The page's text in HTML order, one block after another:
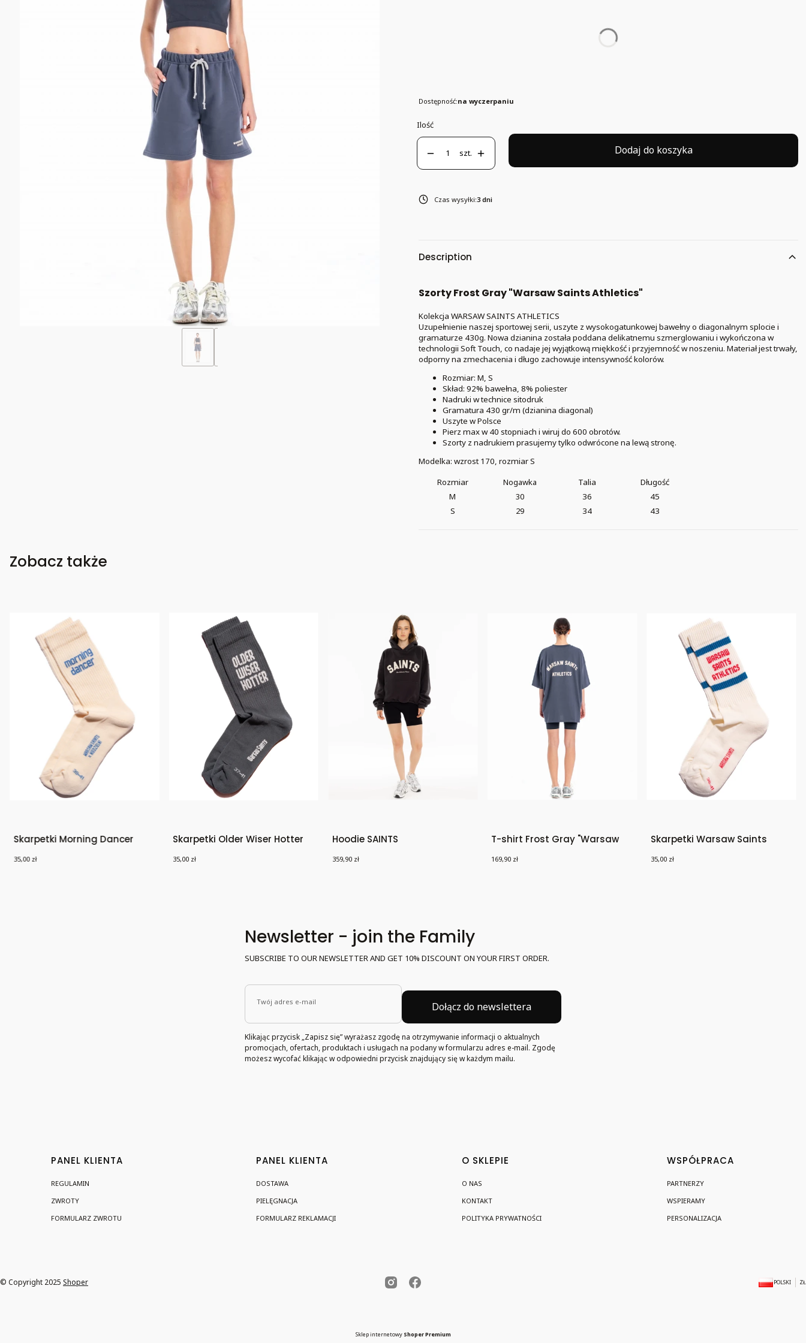
Dostępność:na wyczerpaniu
Ilość
szt. Dodaj do koszyka
Czas wysyłki:3 dni
Description
Szorty Frost Gray "Warsaw Saints Athletics"
Kolekcja WARSAW SAINTS ATHLETICS
Uzupełnienie naszej sportowej serii, uszyte z wysokogatunkowej bawełny o diagonalnym splocie i
gramaturze 430g. Nowa dzianina została poddana delikatnemu szmerglowaniu i wykończona w
technologii Soft Touch, co nadaje jej wyjątkową miękkość i przyjemność w noszeniu. Materiał jest trwały,
odporny na zmechacenia i długo zachowuje intensywność kolorów.
Rozmiar: M, S
Skład: 92% bawełna, 8% poliester
Nadruki w technice sitodruk
Gramatura 430 gr/m (dzianina diagonal)
Uszyte w Polsce
Pierz max w 40 stopniach i wiruj do 600 obrotów.
Szorty z nadrukiem prasujemy tylko odwrócone na lewą stronę.
Modelka: wzrost 170, rozmiar S
Rozmiar
Nogawka Talia
Długość
M
30 36
45
S
29 34 43
Zobacz także
Skarpetki Morning Dancer
Cena
35,00 zł
Skarpetki Older Wiser Hotter
Cena
35,00 zł
Hoodie SAINTS
Cena
359,90 zł
T-shirt Frost Gray "Warsaw
Saints Athletics"
Cena
169,90 zł
Skarpetki Warsaw Saints
Athletics
Cena
35,00 zł
Newsletter - join the Family
SUBSCRIBE TO OUR NEWSLETTER AND GET 10% DISCOUNT ON YOUR FIRST ORDER.
Twój adres e-mail Dołącz do newslettera
Klikając przycisk „Zapisz się” wyrażasz zgodę na otrzymywanie informacji o aktualnych
promocjach, ofertach, produktach i usługach na podany w formularzu adres e-mail. Zgodę
możesz wycofać klikając w odpowiedni przycisk znajdujący się w każdym mailu.
Linki w stopce
PANEL KLIENTA
REGULAMIN
ZWROTY
FORMULARZ ZWROTU
PANEL KLIENTA
DOSTAWA
PIELĘGNACJA
FORMULARZ REKLAMACJI
O SKLEPIE
O NAS
KONTAKT
POLITYKA PRYWATNOŚCI
WSPÓŁPRACA
PARTNERZY
WSPIERAMY
PERSONALIZACJA
© Copyright 2025 Shoper POLSKI ZŁ
Sklep internetowy Shoper Premium